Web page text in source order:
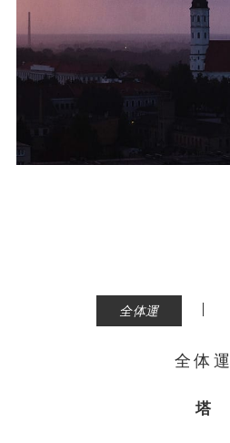
全体運 |
全体運
塔